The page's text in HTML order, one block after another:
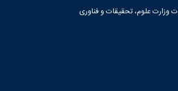
وزارت علوم، تحقیقات و فناوری